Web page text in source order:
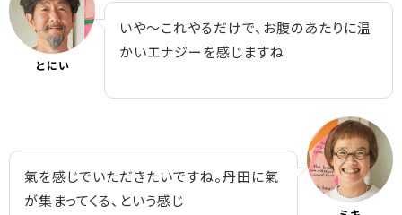
とにい
いや～これやるだけで、お腹のあたりに温
かいエナジーを感じますね
氣を感じでいただきたいですね。丹田に氣
が集まってくる、という感じ